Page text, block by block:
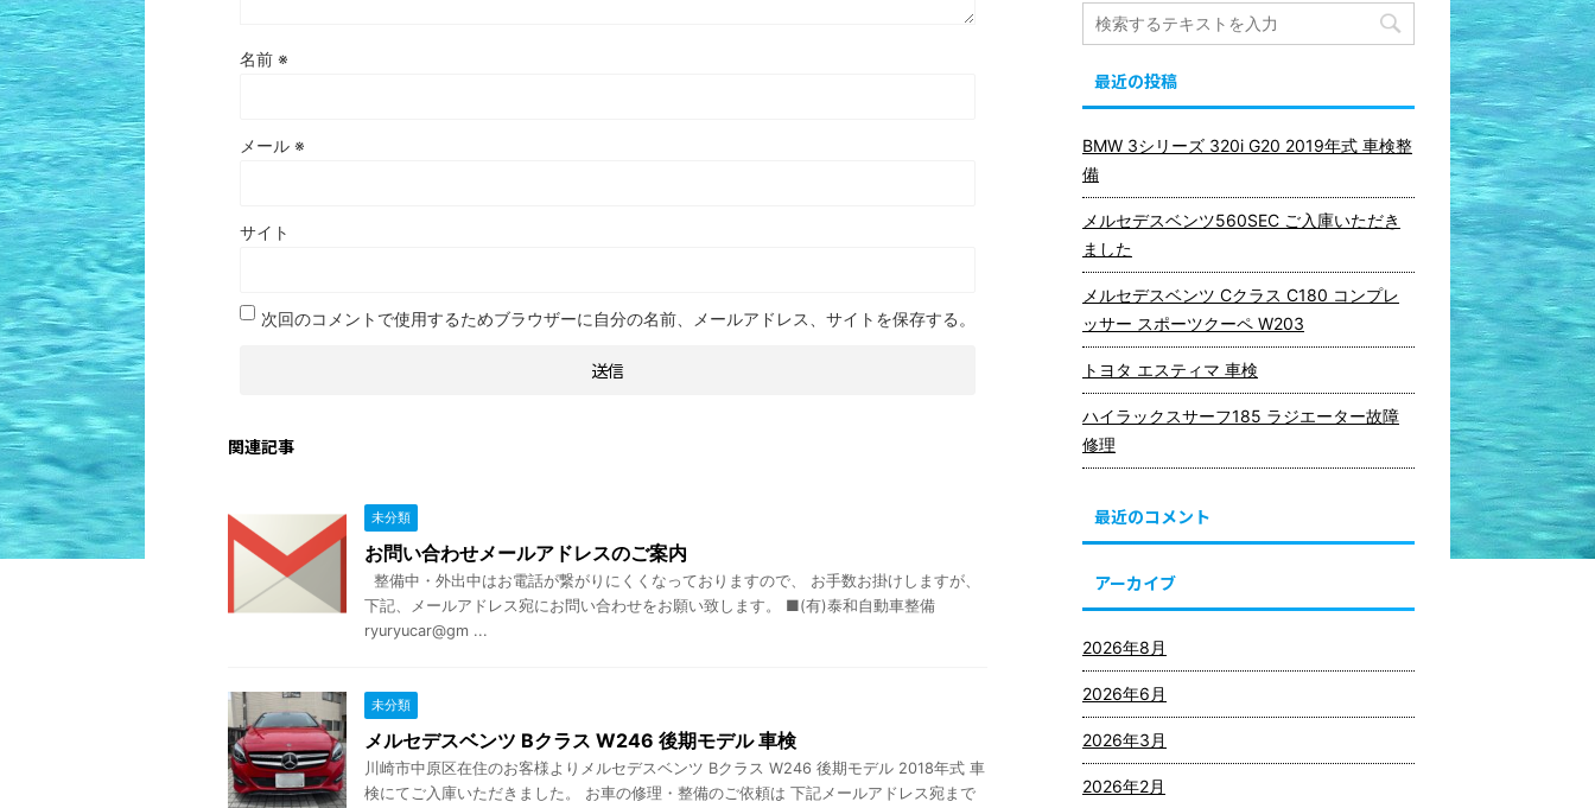
名前 ※
メール ※
サイト
次回のコメントで使用するためブラウザーに自分の名前、メールアドレス、サイトを保存する。
関連記事
未分類
お問い合わせメールアドレスのご案内
整備中・外出中はお電話が繋がりにくくなっておりますので、 お手数お掛けしますが、
下記、メールアドレス宛にお問い合わせをお願い致します。 ■(有)泰和自動車整備
ryuryucar@gm ...
未分類
メルセデスベンツ Bクラス W246 後期モデル 車検
川崎市中原区在住のお客様よりメルセデスベンツ Bクラス W246 後期モデル 2018年式 車
検にてご入庫いただきました。 お車の修理・整備のご依頼は 下記メールアドレス宛まで
最近の投稿
BMW 3シリーズ 320i G20 2019年式 車検整
備
メルセデスベンツ560SEC ご入庫いただき
ました
メルセデスベンツ Cクラス C180 コンプレ
ッサー スポーツクーペ W203
トヨタ エスティマ 車検
ハイラックスサーフ185 ラジエーター故障
修理
最近のコメント
アーカイブ
2026年8月
2026年6月
2026年3月
2026年2月